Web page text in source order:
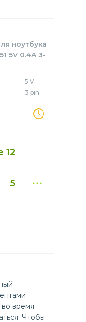
ноутбука
5V 0.4A 3-
5 V
3 pin
12
5
время
Чтобы